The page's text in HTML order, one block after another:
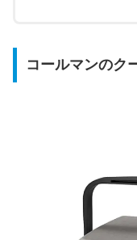
コールマンのク